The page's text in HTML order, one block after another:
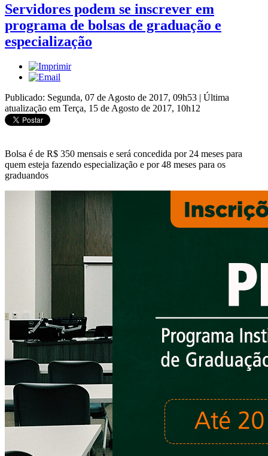
Servidores podem se inscrever em
programa de bolsas de graduação e
especialização
Publicado: Segunda, 07 de Agosto de 2017, 09h53 | Última
atualização em Terça, 15 de Agosto de 2017, 10h12
Bolsa é de R$ 350 mensais e será concedida por 24 meses para
quem esteja fazendo especialização e por 48 meses para os
graduandos